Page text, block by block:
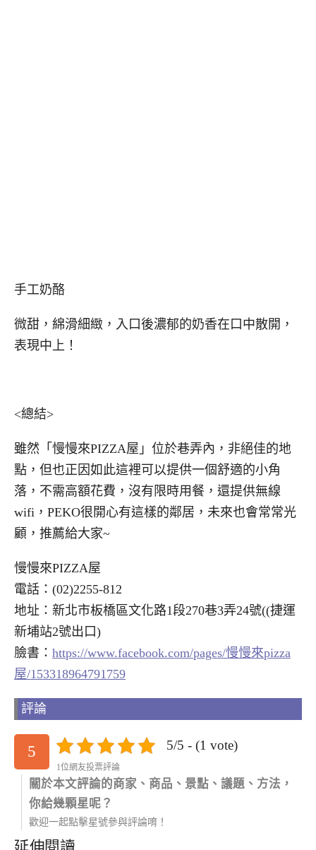
手工奶酪
微甜，綿滑細緻，入口後濃郁的奶香在口中散開，
表現中上！
<總結>
雖然「慢慢來PIZZA屋」位於巷弄內，非絕佳的地
點，但也正因如此這裡可以提供一個舒適的小角
落，不需高額花費，沒有限時用餐，還提供無線
wifi，PEKO很開心有這樣的鄰居，未來也會常常光
顧，推薦給大家~
慢慢來PIZZA屋
電話：(02)2255-812
地址：新北市板橋區文化路1段270巷3弄24號((捷運
新埔站2號出口)
臉書： https://www.facebook.com/pages/慢慢來pizza
屋/153318964791759
評論
5 5/5 - (1 vote)
1位網友投票評論
關於本文評論的商家、商品、景點、議題、方法，
你給幾顆星呢？
歡迎一起點擊星號參與評論唷！
延伸閱讀